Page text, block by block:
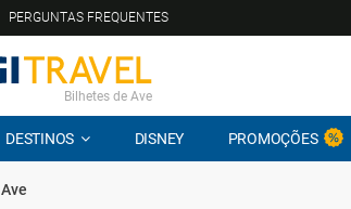
PERGUNTAS FREQUENTES
Bilhetes de Ave
DESTINOS DISNEY PROMOÇÕES
Ave